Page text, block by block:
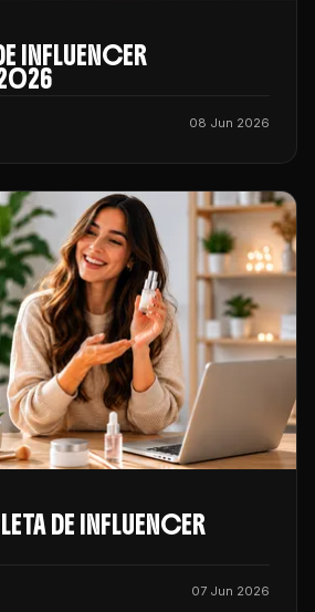
INFLUENCER
08 Jun 2026
DE INFLUENCER
07 Jun 2026